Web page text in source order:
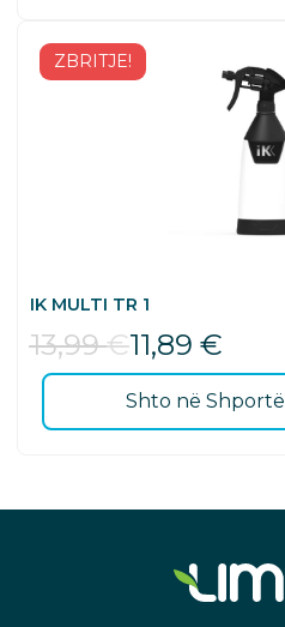
ZBRITJE!
IK MULTI TR 1
13,99€11,89 €
Shto në Shportë